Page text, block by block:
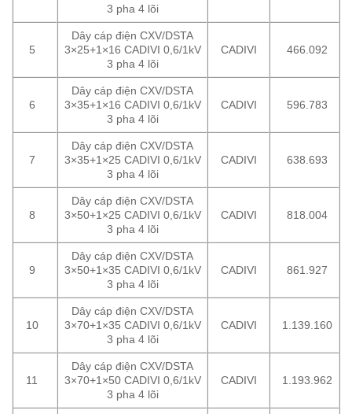
3 pha 4 lõi
5
Dây cáp điện CXV/DSTA
3×25+1×16 CADIVI 0,6/1kV
3 pha 4 lõi
CADIVI 466.092
6
Dây cáp điện CXV/DSTA
3×35+1×16 CADIVI 0,6/1kV
3 pha 4 lõi
CADIVI 596.783
7
Dây cáp điện CXV/DSTA
3×35+1×25 CADIVI 0,6/1kV
3 pha 4 lõi
CADIVI 638.693
8
Dây cáp điện CXV/DSTA
3×50+1×25 CADIVI 0,6/1kV
3 pha 4 lõi
CADIVI 818.004
9
Dây cáp điện CXV/DSTA
3×50+1×35 CADIVI 0,6/1kV
3 pha 4 lõi
CADIVI 861.927
10
Dây cáp điện CXV/DSTA
3×70+1×35 CADIVI 0,6/1kV
3 pha 4 lõi
CADIVI 1.139.160
11
Dây cáp điện CXV/DSTA
3×70+1×50 CADIVI 0,6/1kV
3 pha 4 lõi
CADIVI 1.193.962